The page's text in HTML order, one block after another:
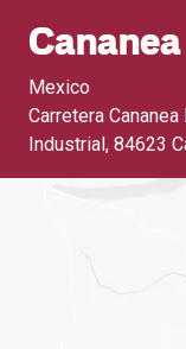
Cananea
Mexico
Carretera
Industrial, 84623